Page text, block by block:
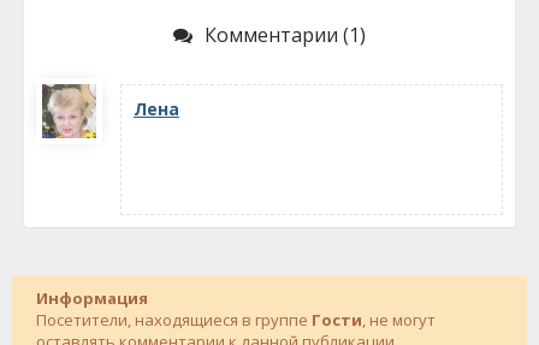
Комментарии (1)
Лена
Информация
Посетители, находящиеся в группе Гости, не могут